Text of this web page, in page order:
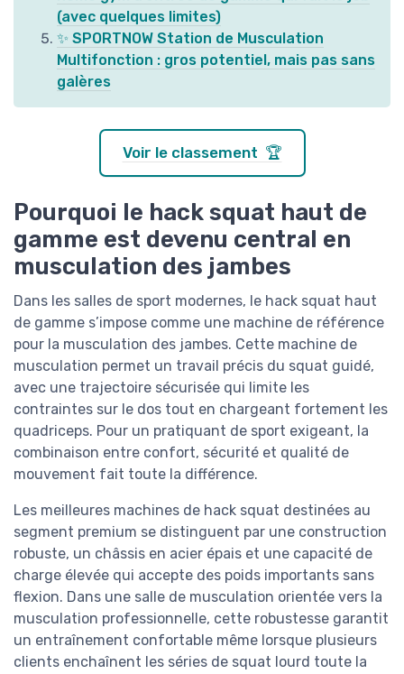
(avec quelques limites)
✨ SPORTNOW Station de Musculation
Multifonction : gros potentiel, mais pas sans
galères
Voir le classement 🏆
Pourquoi le hack squat haut de
gamme est devenu central en
musculation des jambes
Dans les salles de sport modernes, le hack squat haut
de gamme s’impose comme une machine de référence
pour la musculation des jambes. Cette machine de
musculation permet un travail précis du squat guidé,
avec une trajectoire sécurisée qui limite les
contraintes sur le dos tout en chargeant fortement les
quadriceps. Pour un pratiquant de sport exigeant, la
combinaison entre confort, sécurité et qualité de
mouvement fait toute la différence.
Les meilleures machines de hack squat destinées au
segment premium se distinguent par une construction
robuste, un châssis en acier épais et une capacité de
charge élevée qui accepte des poids importants sans
flexion. Dans une salle de musculation orientée vers la
musculation professionnelle, cette robustesse garantit
un entraînement confortable même lorsque plusieurs
clients enchaînent les séries de squat lourd toute la